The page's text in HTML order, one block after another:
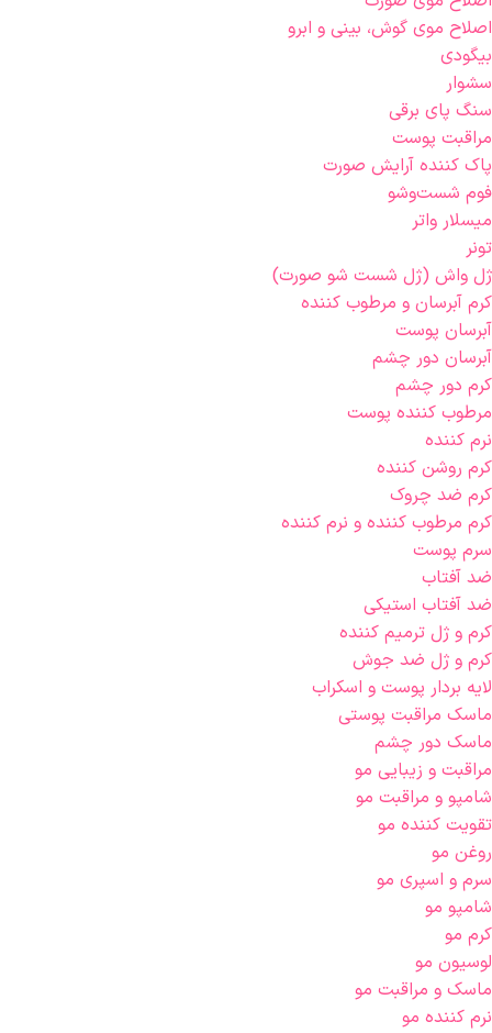
اصلاح موی گوش، بینی و ابرو
بیگودی
سشوار
سنگ پای برقی
مراقبت پوست
پاک کننده آرایش صورت
فوم شست‌وشو
میسلار واتر
تونر
ژل واش (ژل شست شو صورت)
کرم آبرسان و مرطوب کننده
آبرسان پوست
آبرسان دور چشم
کرم دور چشم
مرطوب کننده پوست
نرم کننده
کرم روشن کننده
کرم ضد چروک
کرم مرطوب کننده و نرم کننده
سرم پوست
ضد آفتاب
ضد آفتاب استیکی
کرم و ژل ترمیم کننده
کرم و ژل ضد جوش
لایه بردار پوست و اسکراب
ماسک مراقبت پوستی
ماسک دور چشم
مراقبت و زیبایی مو
شامپو و مراقبت مو
تقویت کننده مو
روغن مو
سرم و اسپری مو
شامپو مو
کرم مو
لوسیون مو
ماسک و مراقبت مو
نرم‌ کننده مو